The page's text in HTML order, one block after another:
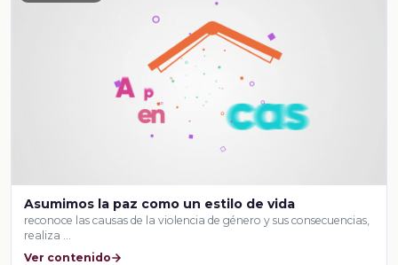
Asumimos la paz como un estilo de vida
reconoce las causas de la violencia de género y sus consecuencias,
realiza …
Ver contenido